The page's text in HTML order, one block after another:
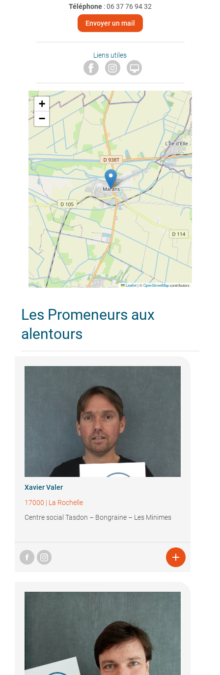
Téléphone:06 37 76 94 32
Envoyer un mail
Liens utiles

+
−
Leaflet |©OpenStreetMapcontributors
Les Promeneurs aux
alentours
Xavier Valer
17000 | La Rochelle
Centre social Tasdon – Bongraine – Les Minimes
